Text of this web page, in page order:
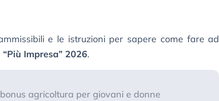
e le istruzioni per sapere come fare ad
Impresa” 2026.
agricoltura per giovani e donne